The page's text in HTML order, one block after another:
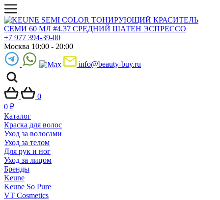
+7 977 394-39-00
Москва 10:00 - 20:00
info@beauty-buy.ru
0
0 ₽
Каталог
Краска для волос
Уход за волосами
Уход за телом
Для рук и ног
Уход за лицом
Бренды
Keune
Keune So Pure
VT Cosmetics